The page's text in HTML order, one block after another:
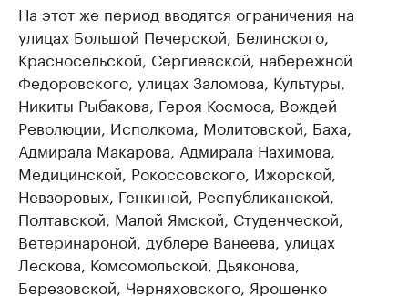
На этот же период вводятся ограничения на
улицах Большой Печерской, Белинского,
Красносельской, Сергиевской, набережной
Федоровского, улицах Заломова, Культуры,
Никиты Рыбакова, Героя Космоса, Вождей
Революции, Исполкома, Молитовской, Баха,
Адмирала Макарова, Адмирала Нахимова,
Медицинской, Рокоссовского, Ижорской,
Невзоровых, Генкиной, Республиканской,
Полтавской, Малой Ямской, Студенческой,
Ветеринароной, дублере Ванеева, улицах
Лескова, Комсомольской, Дьяконова,
Березовской, Черняховского, Ярошенко